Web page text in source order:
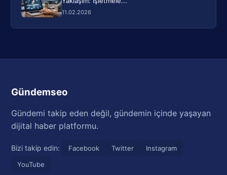
11.02.2026
Gündemseo
Gündemi takip eden değil, gündemin içinde yaşayan
dijital haber platformu.
Bizi takip edin: Facebook Twitter
Instagram
YouTube